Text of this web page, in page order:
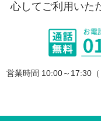
心してご利用いた
営業時間 10:00～17:30（